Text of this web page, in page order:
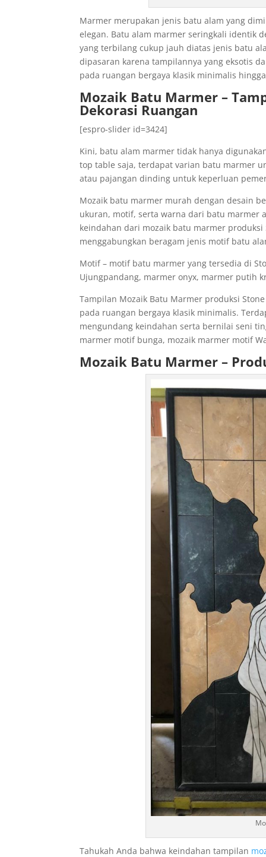
Marmer merupakan jenis batu alam yang
elegan. Batu alam marmer seringkali identik
yang terbilang cukup jauh diatas jenis batu
dipasaran karena tampilannya yang eksotis
pada ruangan bergaya klasik minimalis
Mozaik Batu Marmer –
Dekorasi Ruangan
[espro-slider id=3424]
Kini, batu alam marmer tidak hanya
top table saja, terdapat varian batu marmer
atau pajangan dinding untuk keperluan
Mozaik batu marmer murah dengan desain
ukuran, motif, serta warna dari batu marmer
keindahan dari mozaik batu marmer
menggabungkan beragam jenis motif batu
Motif – motif batu marmer yang tersedia di
Ujungpandang, marmer onyx, marmer putih
Tampilan Mozaik Batu Marmer produksi
pada ruangan bergaya klasik minimalis.
mengundang keindahan serta bernilai seni
marmer motif bunga, mozaik marmer motif
Mozaik Batu Marmer –
Tahukah Anda bahwa keindahan tampilan